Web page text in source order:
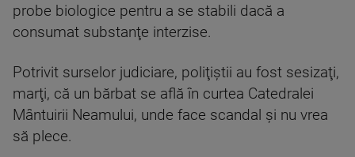
probe biologice pentru a se stabili dacă a
consumat substanţe interzise.
Potrivit surselor judiciare, poliţiştii au fost sesizaţi,
marţi, că un bărbat se află în curtea Catedralei
Mântuirii Neamului, unde face scandal şi nu vrea
să plece.